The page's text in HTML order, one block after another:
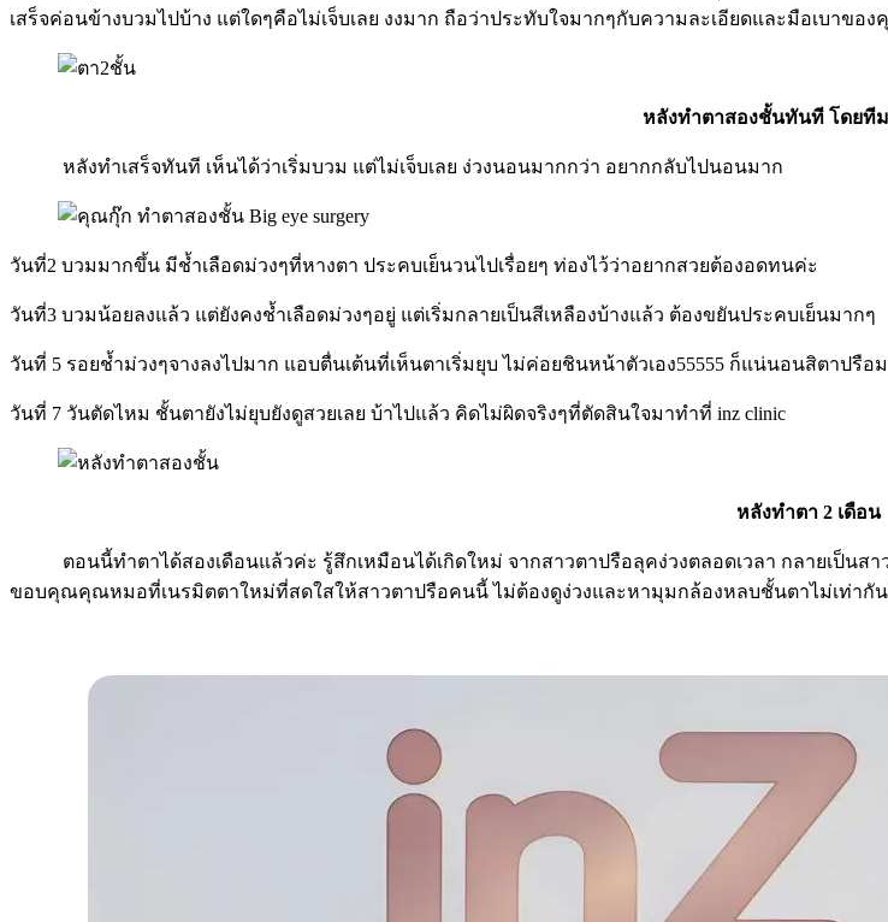
เสร็จค่อนข้างบวมไปบ้าง แต่ใดๆคือไม่เจ็บเลย งงมาก ถือว่าประทับใจมากๆกับความละเอียดและมือเบาข
หลังทำตาสองชั้นทันที โดยที
หลังทำเสร็จทันที เห็นได้ว่าเริ่มบวม แต่ไม่เจ็บเลย ง่วงนอนมากกว่า อยากกลับไปนอนมาก
วันที่2 บวมมากขึ้น มีช้ำเลือดม่วงๆที่หางตา ประคบเย็นวนไปเรื่อยๆ ท่องไว้ว่าอยากสวยต้องอดทนค่ะ
วันที่3 บวมน้อยลงแล้ว แต่ยังคงช้ำเลือดม่วงๆอยู่ แต่เริ่มกลายเป็นสีเหลืองบ้างแล้ว ต้องขยันประคบเย็นมากๆ
วันที่ 5 รอยช้ำม่วงๆจางลงไปมาก แอบตื่นเต้นที่เห็นตาเริ่มยุบ ไม่ค่อยชินหน้าตัวเอง55555 ก็แน่นอนสิตาปรือ
วันที่ 7 วันตัดไหม ชั้นตายังไม่ยุบยังดูสวยเลย บ้าไปแล้ว คิดไม่ผิดจริงๆที่ตัดสินใจมาทำที่ inz clinic
หลังทำตา 2 เดือน
ตอนนี้ทำตาได้สองเดือนแล้วค่ะ รู้สึกเหมือนได้เกิดใหม่ จากสาวตาปรือลุคง่วงตลอดเวลา กลายเป็นส
ขอบคุณคุณหมอที่เนรมิตตาใหม่ที่สดใสให้สาวตาปรือคนนี้ ไม่ต้องดูง่วงและหามุมกล้องหลบชั้นตาไม่เท่ากัน